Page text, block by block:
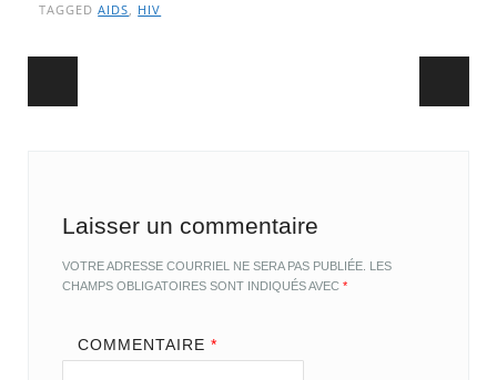
TAGGEDAIDS, HIV
Post navigation
Laisser un commentaire
VOTRE ADRESSE COURRIEL NE SERA PAS PUBLIÉE. LES
CHAMPS OBLIGATOIRES SONT INDIQUÉS AVEC*
COMMENTAIRE *